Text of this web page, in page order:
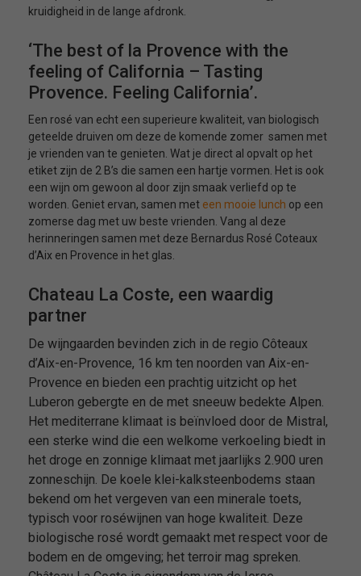
kruidigheid in de lange afdronk.
‘The best of la Provence with the
feeling of California – Tasting
Provence. Feeling California’.
Een rosé van echt een superieure kwaliteit, van biologisch
geteelde druiven om deze de komende zomer samen met
je vrienden van te genieten. Wat je direct al opvalt op het
etiket zijn de 2 B’s die samen een hartje vormen. Het is ook
een wijn om gewoon al door zijn smaak verliefd op te
worden. Geniet ervan, samen met een mooie lunch op een
zomerse dag met uw beste vrienden. Vang al deze
herinneringen samen met deze Bernardus Rosé Coteaux
d’Aix en Provence in het glas.
Chateau La Coste, een waardig
partner
De wijngaarden bevinden zich in de regio Côteaux
d’Aix-en-Provence, 16 km ten noorden van Aix-en-
Provence en bieden een prachtig uitzicht op het
Luberon gebergte en de met sneeuw bedekte Alpen.
Het mediterrane klimaat is beïnvloed door de Mistral,
een sterke wind die een welkome verkoeling biedt in
het droge en zonnige klimaat met jaarlijks 2.900 uren
zonneschijn. De koele klei-kalksteenbodems staan
bekend om het vergeven van een minerale toets,
typisch voor roséwijnen van hoge kwaliteit. Deze
biologische rosé wordt gemaakt met respect voor de
bodem en de omgeving; het terroir mag spreken.